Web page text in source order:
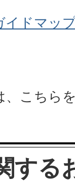
イドマッ
、こちら
する